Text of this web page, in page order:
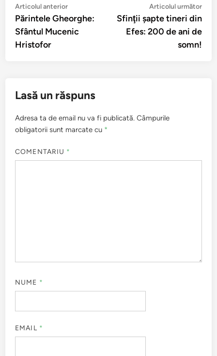
Navigare
în
articole
Articolul anteriorArticolul
anterior:
Părintele Gheorghe:
Sfântul Mucenic
Hristofor
Articolul următor
Sfinţii şapte tineri din
Efes: 200 de ani de
somn!
Lasă un răspuns
Adresa ta de email nu va fi publicată. Câmpurile
obligatorii sunt marcate cu *
COMENTARIU *
NUME *
EMAIL *